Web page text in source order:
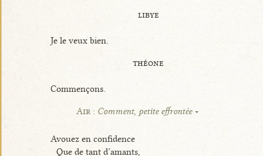
libye
Je le veux bien.
théone
Commençons.
Air : Comment, petite effrontée
Avouez en confidence
Que de tant d’amants,